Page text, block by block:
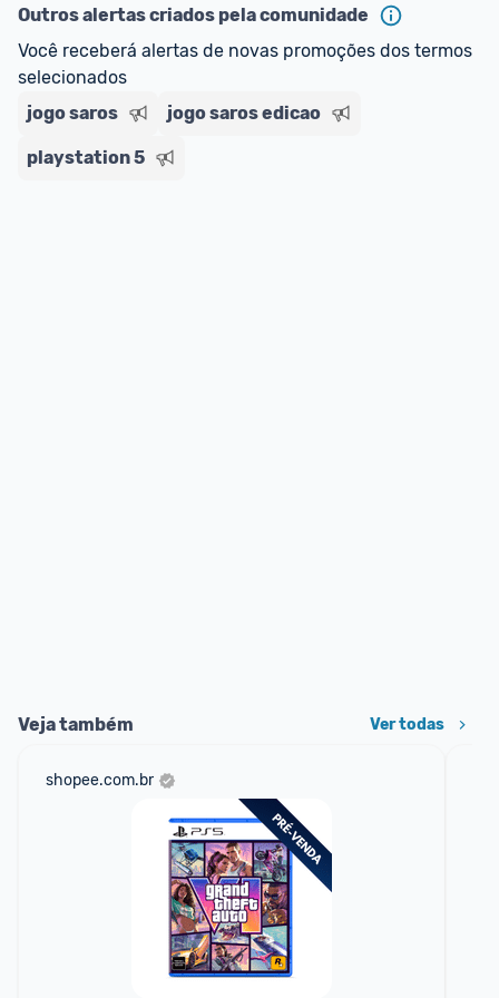
Outros alertas criados pela comunidade
Você receberá alertas de novas promoções dos termos
selecionados
jogo saros
jogo saros edicao
playstation 5
Veja também Ver todas
shopee.com.br